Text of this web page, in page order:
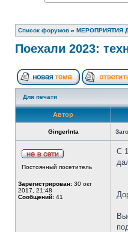
Список форумов » МЕРОПРИЯТИЯ
Поехали 2023:
Для печати
Автор
GingerInta
Постоянный посетитель
Зарегистрирован: 30 окт
2017, 21:48
Сообщений: 41
С